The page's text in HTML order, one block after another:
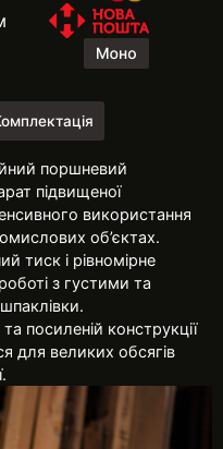
поршневий
підвищеної
використання
об’єктах.
тиск і рівномірне
з густими та
посиленій конструкції
для великих обсягів